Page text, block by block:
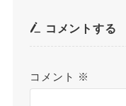
コメントする
コメント ※